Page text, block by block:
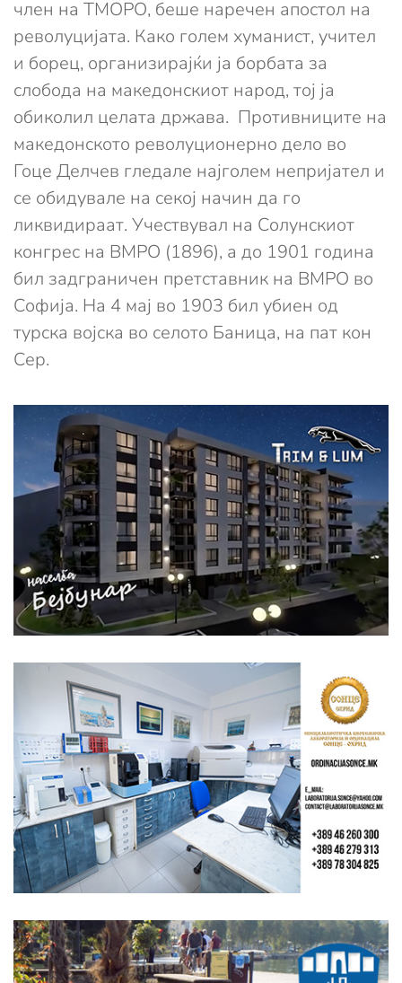
член на ТМОРО, беше наречен апостол на
револуцијата. Како голем хуманист, учител
и борец, организирајќи ја борбата за
слобода на македонскиот народ, тој ја
обиколил целата држава. Противниците на
македонското револуционерно дело во
Гоце Делчев гледале најголем непријател и
се обидувале на секој начин да го
ликвидираат. Учествувал на Солунскиот
конгрес на ВМРО (1896), а до 1901 година
бил задграничен претставник на ВМРО во
Софија. На 4 мај во 1903 бил убиен од
турска војска во селото Баница, на пат кон
Сер.